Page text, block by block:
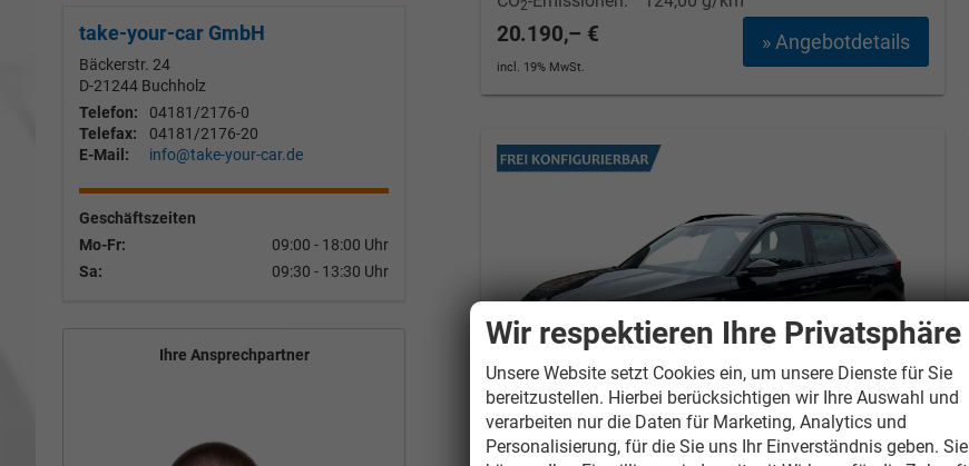
2
» Angebotdetails
20.190,– €
incl. 19% MwSt.
take-your-car GmbH
Bäckerstr. 24
D-21244 Buchholz
Telefon:
04181/2176-0
Telefax:
04181/2176-20
E-Mail:
info@take-your-car.de
Geschäftszeiten
Mo-Fr:
09:00 - 18:00 Uhr
Sa:
09:30 - 13:30 Uhr
Ihre Ansprechpartner
Wir respektieren Ihre Privatsphäre
Unsere Website setzt Cookies ein, um unsere Dienste für Sie
bereitzustellen. Hierbei berücksichtigen wir Ihre Auswahl und
verarbeiten nur die Daten für Marketing, Analytics und
Personalisierung, für die Sie uns Ihr Einverständnis geben. Sie